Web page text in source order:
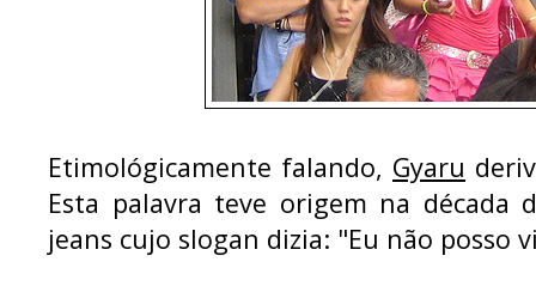
Etimológicamente falando, Gyaru
Esta palavra teve origem na década
jeans cujo slogan dizia: "Eu não posso